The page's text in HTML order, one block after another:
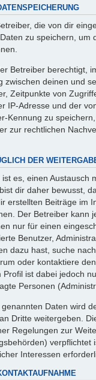
die von dir
zu speichern, um
Betreiber berechtigt,
zwischen deinen und
Zeitpunkte von
IP-Adresse und der
Kennung zu
zur rechtlichen
DER
es, einen Austausch
dir daher bewusst,
erstellten Beiträge im
Der Betreiber kann
nur für einen
Benutzer,
dazu hast, suche
oder kontaktiere
Profil ist dabei jedoch
Personen
Daten wird
Dritte weitergeben.
Regelungen zur
verpflichtet
Interessen